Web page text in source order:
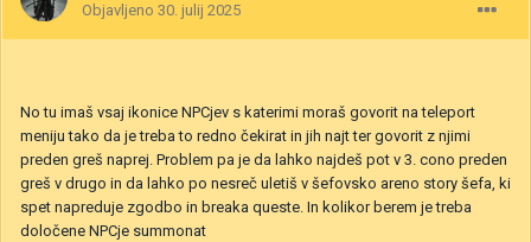
Objavljeno 30. julij 2025
No tu imaš vsaj ikonice NPCjev s katerimi moraš govorit na teleport
meniju tako da je treba to redno čekirat in jih najt ter govorit z njimi
preden greš naprej. Problem pa je da lahko najdeš pot v 3. cono preden
greš v drugo in da lahko po nesreč uletiš v šefovsko areno story šefa, ki
spet napreduje zgodbo in breaka queste. In kolikor berem je treba
določene NPCje summonat